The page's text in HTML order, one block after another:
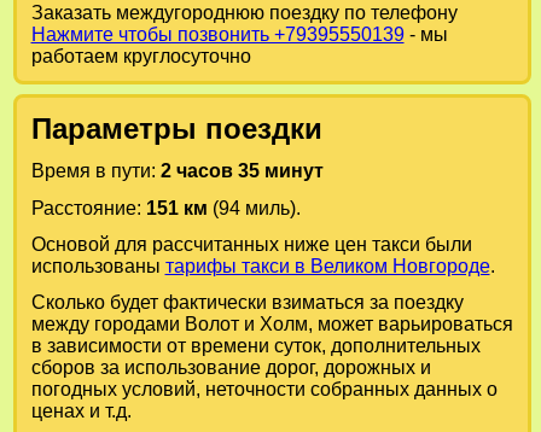
Заказать междугороднюю поездку по телефону
Нажмите чтобы позвонить +79395550139- мы
работаем круглосуточно
Параметры поездки
Время в пути: 2 часов 35 минут
Расстояние: 151 км (94 миль).
Основой для рассчитанных ниже цен такси были
использованы тарифы такси в Великом Новгороде.
Сколько будет фактически взиматься за поездку
между городами Волоти Холм, может варьироваться
в зависимости от времени суток, дополнительных
сборов за использование дорог, дорожных и
погодных условий, неточности собранных данных о
ценах и т.д.